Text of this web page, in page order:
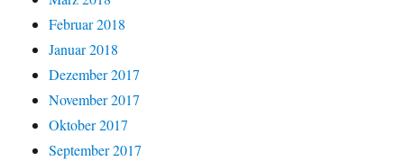
Februar 2018
Januar 2018
Dezember 2017
November 2017
Oktober 2017
September 2017